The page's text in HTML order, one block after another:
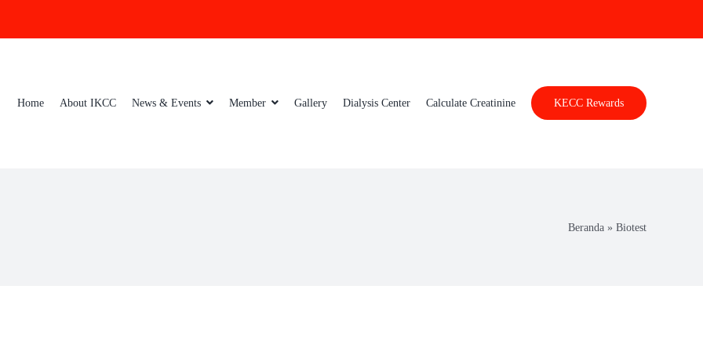
Home About IKCC News & Events Member Gallery Dialysis Center Calculate Creatinine KECC Rewards
Beranda » Biotest